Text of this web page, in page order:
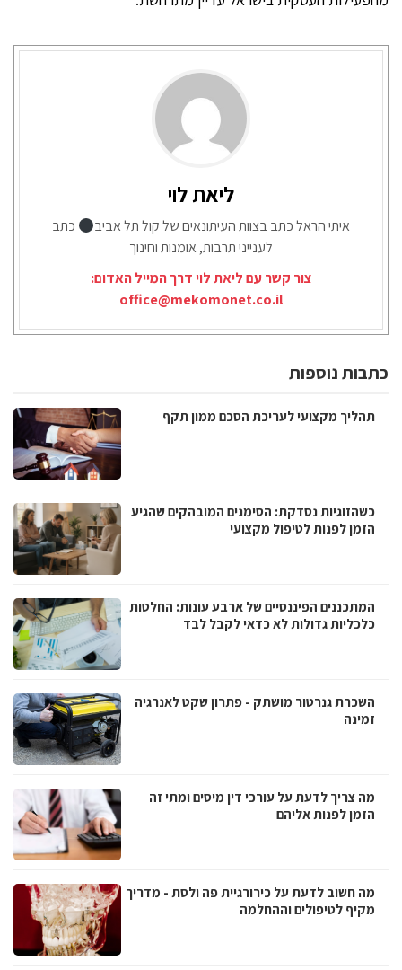
ליאת לוי
איתי הראל כתב בצוות העיתונאים של קול תל אביב
כתב
לענייני תרבות, אומנות וחינוך
צור קשר עם ליאת לוי דרך המייל האדום:
office@mekomonet.co.il
כתבות נוספות
תהליך מקצועי לעריכת הסכם ממון תקף
כשהזוגיות נסדקת: הסימנים המובהקים שהגיע
הזמן לפנות לטיפול מקצועי
המתכננים הפיננסיים של ארבע עונות: החלטות
כלכליות גדולות לא כדאי לקבל לבד
השכרת גנרטור מושתק - פתרון שקט לאנרגיה
זמינה
מה צריך לדעת על עורכי דין מיסים ומתי זה
הזמן לפנות אליהם
מה חשוב לדעת על כירורגיית פה ולסת - מדריך
מקיף לטיפולים וההחלמה